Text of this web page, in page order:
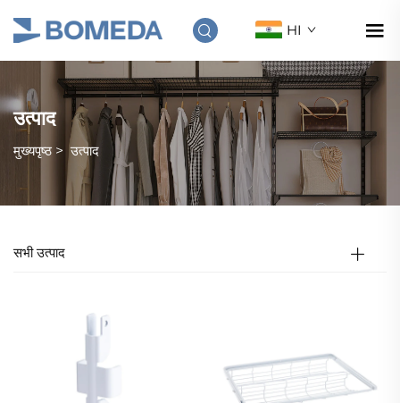
HI
उत्पाद
मुख्यपृष्ठ >उत्पाद
सभी उत्पाद